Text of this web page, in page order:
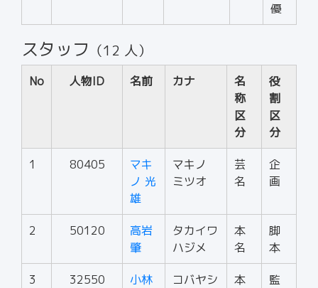
優
スタッフ （12 人）
No 人物ID 名前 カナ
名
称
区
分
役
割
区
分
1 80405
マキ
ノ 光
雄
マキノ
ミツオ
芸
名
企
画
2 50120
高岩
肇
タカイワ
ハジメ
本
名
脚
本
3 32550
小林
コバヤシ
本
監